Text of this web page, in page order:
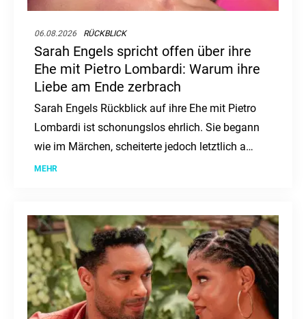
06.08.2026 RÜCKBLICK
Sarah Engels spricht offen über ihre
Ehe mit Pietro Lombardi: Warum ihre
Liebe am Ende zerbrach
Sarah Engels Rückblick auf ihre Ehe mit Pietro
Lombardi ist schonungslos ehrlich. Sie begann
wie im Märchen, scheiterte jedoch letztlich am
enormen Druck.
MEHR